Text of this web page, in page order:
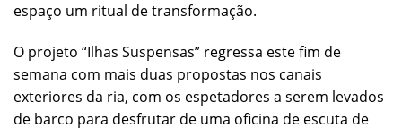
espaço um ritual de transformação.
O projeto “Ilhas Suspensas” regressa este fim de
semana com mais duas propostas nos canais
exteriores da ria, com os espetadores a serem levados
de barco para desfrutar de uma oficina de escuta de